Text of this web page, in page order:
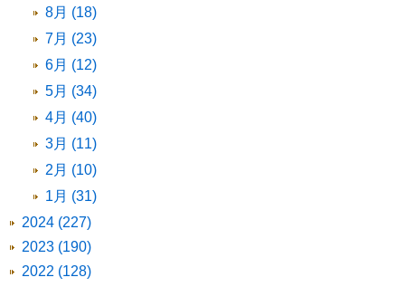
8月 (18)
7月 (23)
6月 (12)
5月 (34)
4月 (40)
3月 (11)
2月 (10)
1月 (31)
2024 (227)
2023 (190)
2022 (128)